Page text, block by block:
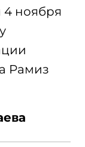
4 ноября
Рамиз